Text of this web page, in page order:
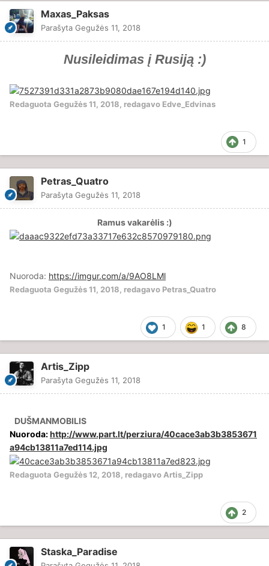
Maxas_Paksas
Parašyta Gegužės 11, 2018
Nusileidimas į Rusiją :)
Redaguota Gegužės 11, 2018 , redagavo Edve_Edvinas
1
Petras_Quatro
Parašyta Gegužės 11, 2018
Ramus vakarėlis :)
Nuoroda: https://imgur.com/a/9AO8LMl
Redaguota Gegužės 11, 2018 , redagavo Petras_Quatro
1 1 8
Artis_Zipp
Parašyta Gegužės 11, 2018
DUŠMANMOBILIS
Nuoroda:http://www.part.lt/perziura/40cace3ab3b3853671
a94cb13811a7ed114.jpg
Redaguota Gegužės 12, 2018 , redagavo Artis_Zipp
2
Staska_Paradise